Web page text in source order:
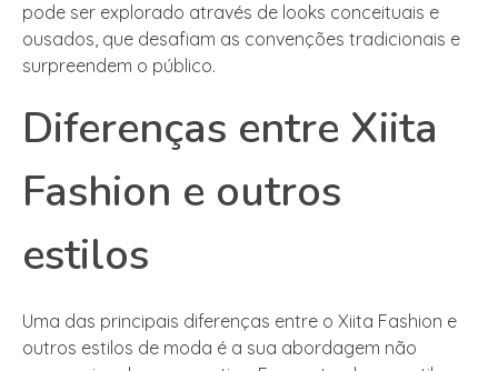
pode ser explorado através de looks conceituais e
ousados, que desafiam as convenções tradicionais e
surpreendem o público.
Diferenças entre Xiita
Fashion e outros
estilos
Uma das principais diferenças entre o Xiita Fashion e
outros estilos de moda é a sua abordagem não